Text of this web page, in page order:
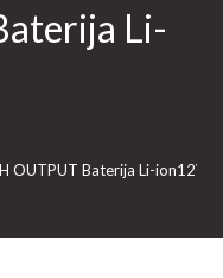
Li-
OUTPUT Baterija Li-ion12V;